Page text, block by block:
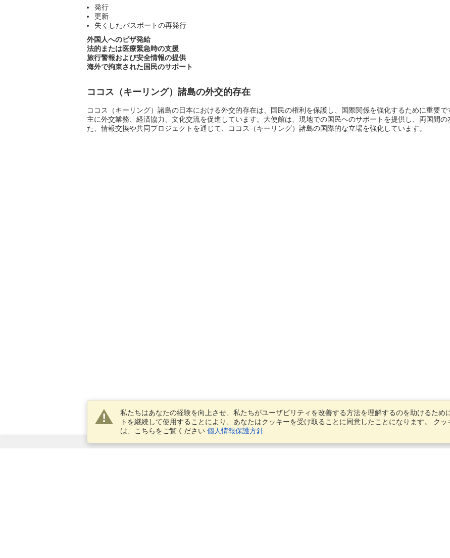
発行
更新
失くしたパスポートの再発行
外国人へのビザ発給
法的または医療緊急時の支援
旅行警報および安全情報の提供
海外で拘束された国民のサポート
ココス（キーリング）諸島の外交的存在
ココス（キーリング）諸島の日本における外交的存在は、国民の権利を保護し、国際関係を強化するために重要で
主に外交業務、経済協力、文化交流を促進しています。大使館は、現地での国民へのサポートを提供し、両国間
た、情報交換や共同プロジェクトを通じて、ココス（キーリング）諸島の国際的な立場を強化しています。
私たちはあなたの経験を向上させ、私たちがユーザビリティを改善する方法を理解するのを助けるため
トを継続して使用することにより、あなたはクッキーを受け取ることに同意したことになります。 ク
は、こちらをご覧ください 個人情報保護方針